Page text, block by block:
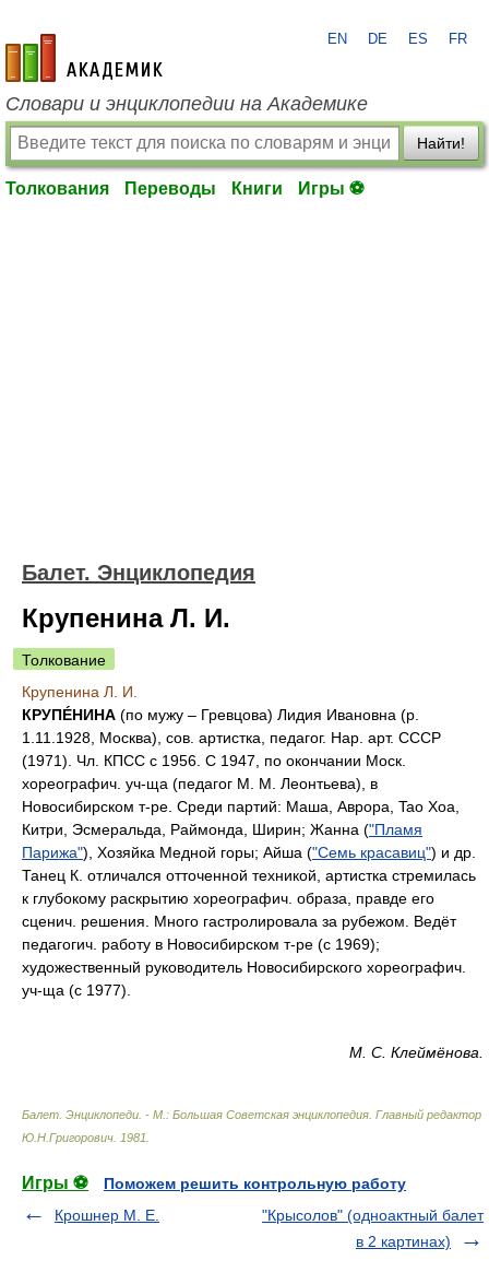
academic.ru
EN DE ES FR
Словари и энциклопедии на Академике
Найти!
Толкования Переводы Книги Игры ⚽
Балет. Энциклопедия
Крупенина Л. И.
Толкование
Крупенина Л. И.
КРУПÉНИНА (по мужу – Гревцова) Лидия Ивановна (р.
1.11.1928, Москва), сов. артистка, педагог. Нар. арт. СССР
(1971). Чл. КПСС с 1956. С 1947, по окончании Моск.
хореографич. уч-ща (педагог М. М. Леонтьева), в
Новосибирском т-ре. Среди партий: Маша, Аврора, Tao Хоа,
Китри, Эсмеральда, Раймонда, Ширин; Жанна ("Пламя
Парижа"), Хозяйка Медной горы; Айша ("Семь красавиц") и др.
Танец К. отличался отточенной техникой, артистка стремилась
к глубокому раскрытию хореографич. образа, правде его
сценич. решения. Много гастролировала за рубежом. Ведёт
педагогич. работу в Новосибирском т-ре (с 1969);
художественный руководитель Новосибирского хореографич.
уч-ща (с 1977).
М. C. Клеймёнова.
Балет. Энциклопеди. - М.: Большая Советская энциклопедия Главный редактор
Ю.Н.Григорович 1981
Игры ⚽
Поможем решить контрольную работу
Крошнер М. Е.
"Крысолов" (одноактный балет
в 2 картинах)